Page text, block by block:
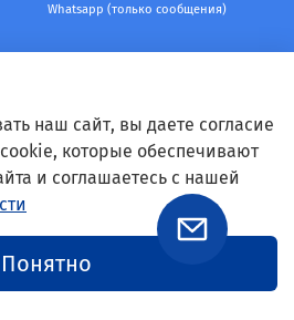
Whatsapp (только сообщения)
наш сайт, вы даете согласие
которые обеспечивают
и соглашаетесь с нашей
Понятно